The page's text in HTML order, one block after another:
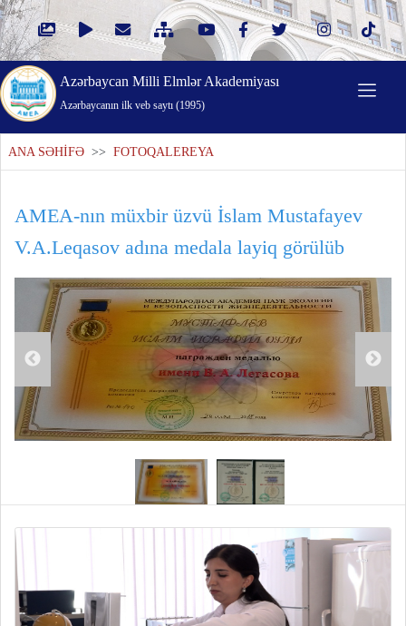
Azərbaycan Milli Elmlər Akademiyası
Azərbaycanın ilk veb saytı (1995)
ANA SƏHİFƏ >> FOTOQALEREYA
AMEA-nın müxbir üzvü İslam Mustafayev
V.A.Leqasov adına medala layiq görülüb